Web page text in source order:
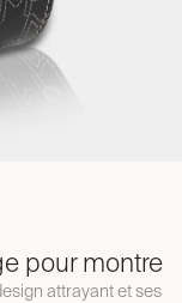
pour montre
attrayant et ses